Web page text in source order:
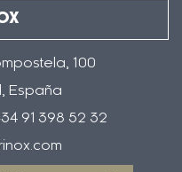
100
España
91 398 52 32